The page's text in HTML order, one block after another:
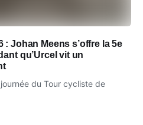
: Johan Meens s’offre la 5e
qu’Urcel vit un
du Tour cycliste de